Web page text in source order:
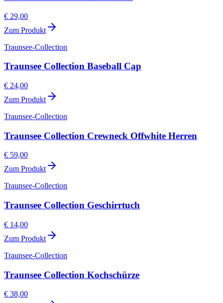
€ 29,00
Zum Produkt
Traunsee-Collection
Traunsee Collection Baseball Cap
€ 24,00
Zum Produkt
Traunsee-Collection
Traunsee Collection Crewneck Offwhite Herren
€ 59,00
Zum Produkt
Traunsee-Collection
Traunsee Collection Geschirrtuch
€ 14,00
Zum Produkt
Traunsee-Collection
Traunsee Collection Kochschürze
€ 38,00